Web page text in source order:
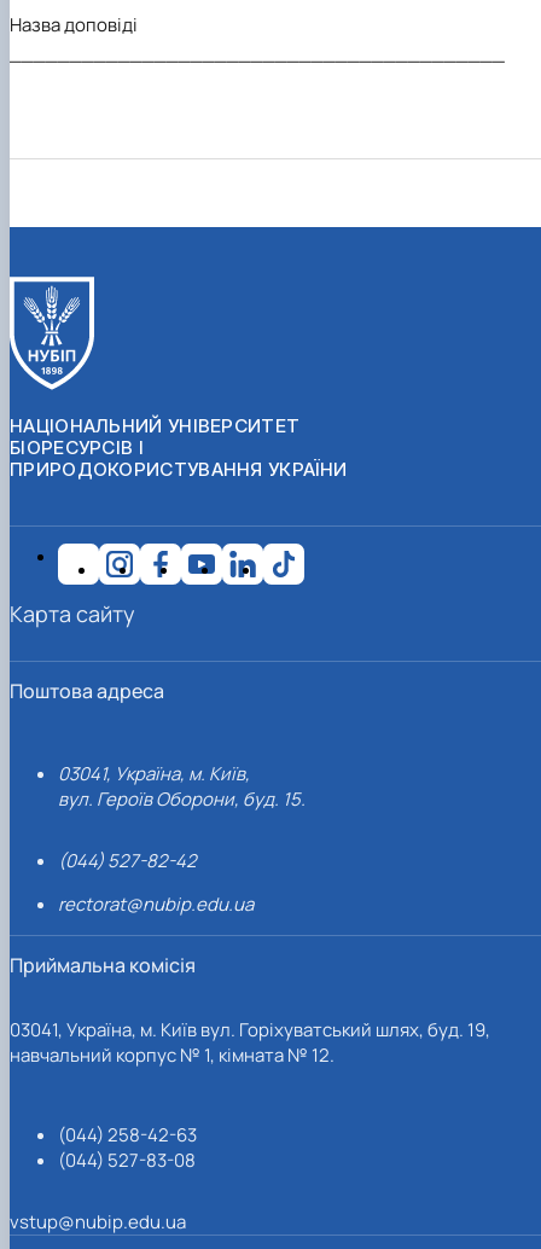
Назва доповіді
НАЦІОНАЛЬНИЙ УНІВЕРСИТЕТ
БІОРЕСУРСІВ І
ПРИРОДОКОРИСТУВАННЯ УКРАЇНИ
Поштова адреса
03041, Україна, м. Київ,
вул. Героїв Оборони, буд. 15.
(044) 527-82-42
rectorat@nubip.edu.ua
Приймальна комісія
03041, Україна, м. Київ вул. Горіхуватський шлях, буд. 19,
навчальний корпус № 1, кімната № 12.
(044) 258-42-63
(044) 527-83-08
vstup@nubip.edu.ua
Карта сайту